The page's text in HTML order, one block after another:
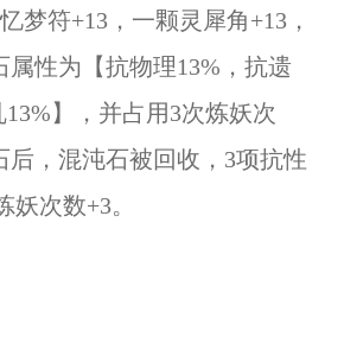
梦符+13，一颗灵犀角+13，
属性为【抗物理13%，抗遗
】，并占用3次炼妖次
后，混沌石被回收，3项抗性
妖次数+3。